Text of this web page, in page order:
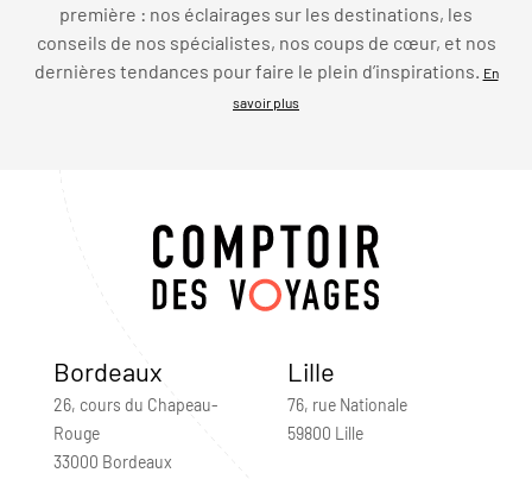
première : nos éclairages sur les destinations, les
conseils de nos spécialistes, nos coups de cœur, et nos
dernières tendances pour faire le plein d’inspirations.
En
savoir plus
Bordeaux
26, cours du Chapeau-
Rouge
33000 Bordeaux
Lille
76, rue Nationale
59800 Lille